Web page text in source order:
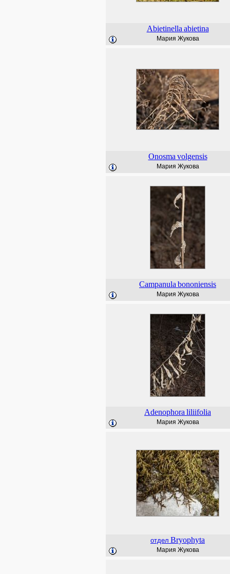
Abietinella abietina
Мария Жукова
Onosma volgensis
Мария Жукова
Campanula bononiensis
Мария Жукова
Adenophora liliifolia
Мария Жукова
отдел Bryophyta
Мария Жукова